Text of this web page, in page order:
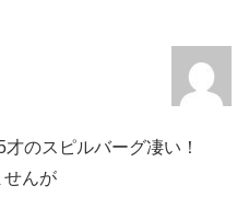
のスピルバーグ凄い！
せんが